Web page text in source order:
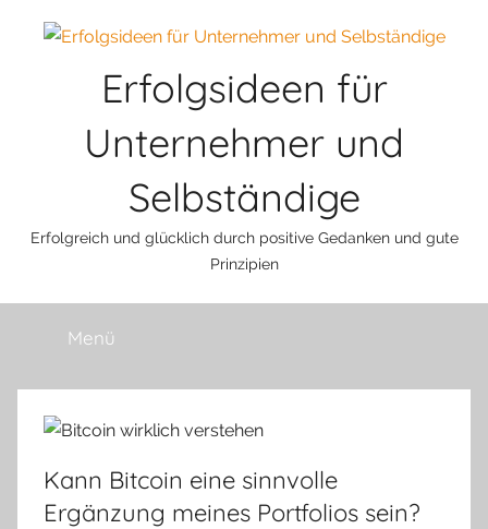
Erfolgsideen für
Unternehmer und
Selbständige
Erfolgreich und glücklich durch positive Gedanken und gute
Prinzipien
Menü
Kann Bitcoin eine sinnvolle
Ergänzung meines Portfolios sein?